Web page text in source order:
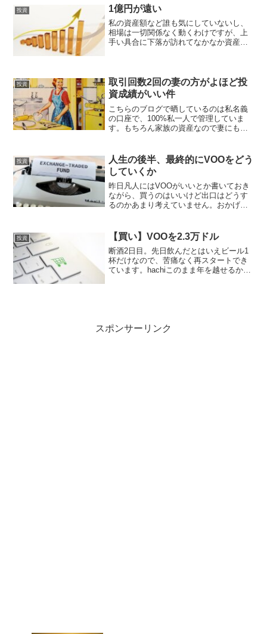
とわずか。私は仕事に追われいつの間に
か年末になってそうで...
投資 1億円が遠い
私の資産額など誰も気にしていないし、
相場は一切関係なく動くわけですが、上
手い具合に下落が訪れてなかなか資産額1
労働収入からの入金技を...
投資
取引回数2回の妻の方がよほど投
資成績がいい件
こちらのブログで晒しているのは私名義
の口座で、100%私一人で管理していま
す。もちろん家族の資産なので妻にも
います。hachi下手ながらも飛んでもない
マイナスをたたき出...
投資
人生の後半、最終的にVOOをどう
していくか
昨日凡人にはVOOがいいとか書いておき
ながら、買うのはいいけど出口はどうす
るのかあまり考えていません。おかげさ
たし、社内株、妻のVOOなども入れると
世帯で1億円を突...
投資 【買い】VOOを2.3万ドル
断酒2日目。先日飲んだとはいえビール1
杯だけなので、苦痛なく再スタートでき
ています。hachiこのまま年を越せるかさ
スポンサーリンク